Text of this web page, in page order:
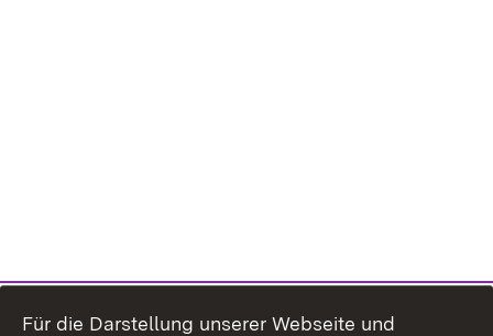
Für die Darstellung unserer Webseite und